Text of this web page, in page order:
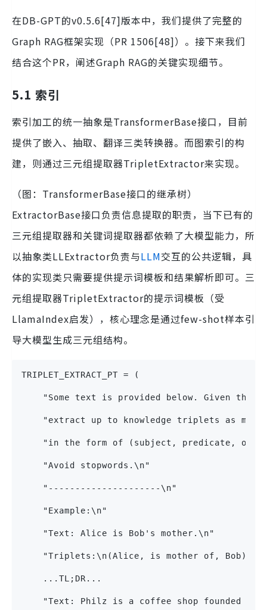
在DB-GPT的v0.5.6[47]版本中，我们提供了完整的
Graph RAG框架实现（PR 1506[48]）。接下来我们
结合这个PR，阐述Graph RAG的关键实现细节。
5.1 索引
索引加工的统一抽象是TransformerBase接口，目前
提供了嵌入、抽取、翻译三类转换器。而图索引的构
建，则通过三元组提取器TripletExtractor来实现。
（图：TransformerBase接口的继承树）
ExtractorBase接口负责信息提取的职责，当下已有的
三元组提取器和关键词提取器都依赖了大模型能力，所
以抽象类LLExtractor负责与LLM交互的公共逻辑，具
体的实现类只需要提供提示词模板和结果解析即可。三
元组提取器TripletExtractor的提示词模板（受
LlamaIndex启发），核心理念是通过few-shot样本引
导大模型生成三元组结构。
TRIPLET_EXTRACT_PT = (
"Some text is provided below. Given the
"extract up to knowledge triplets as more
"in the form of (subject, predicate,
    "Avoid stopwords.\n"
    "---------------------\n"
    "Example:\n"
    "Text: Alice is Bob's mother.\n"
    "Triplets:\n(Alice, is mother of, Bob)\n"
    ...TL;DR...
"Text: Philz is a coffee shop founded in